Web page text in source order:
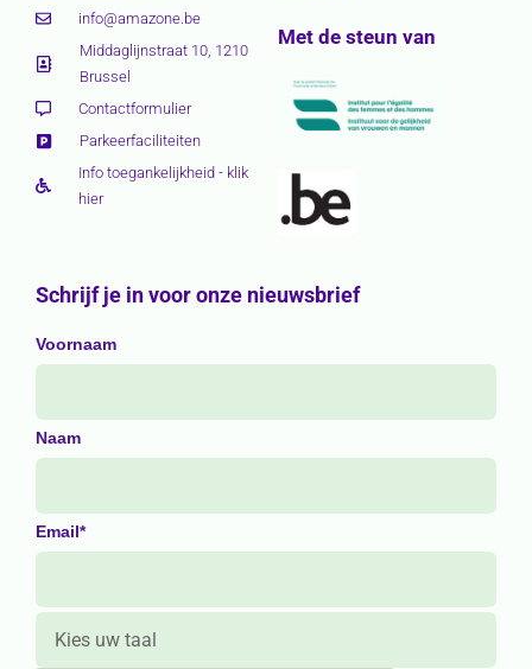
info@amazone.be
Middaglijnstraat 10, 1210
Brussel
Contactformulier
Parkeerfaciliteiten
Info toegankelijkheid - klik
hier
Met de steun van
Schrijf je in voor onze nieuwsbrief
Voornaam
Naam
Email*